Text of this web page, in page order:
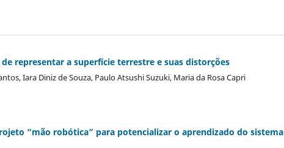
representar a superfície terrestre e suas distorções
Iara Diniz de Souza, Paulo Atsushi Suzuki, Maria da Rosa Capri
“mão robótica” para potencializar o aprendizado do sistema